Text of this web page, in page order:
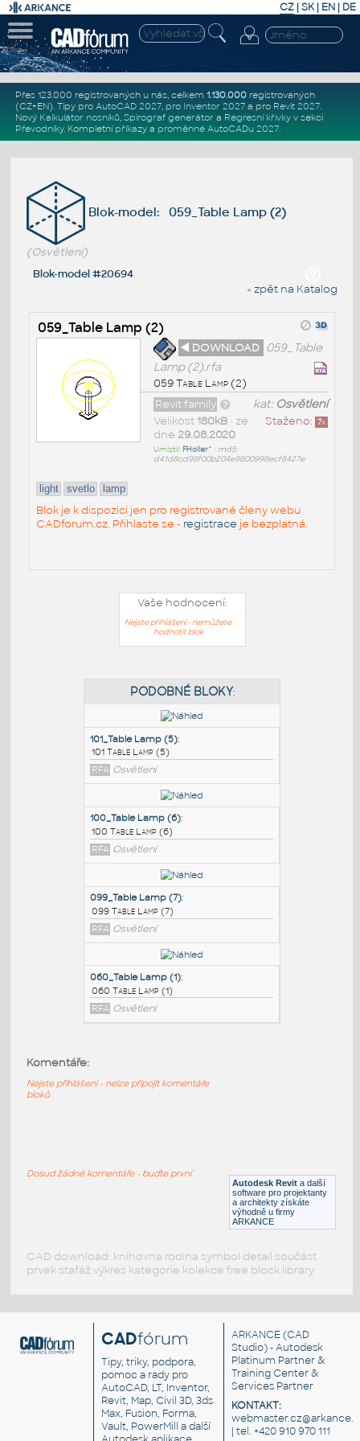
CZ | SK| EN | DE
Přes 123.000 registrovaných u nás, celkem 1.130.000registrovaných
(CZ+EN). Tipy pro AutoCAD 2027, pro Inventor 2027a pro Revit 2027.
Nový Kalkulátor nosníků, Spirograf generátor a Regresní křivkyv sekci
Převodníky. Kompletní příkazya proměnné AutoCADu 2027.
Blok-model: 059_Table Lamp (2)
(Osvětlení)
Blok-model #20694
« zpět na Katalog
059_Table Lamp (2)
◄ DOWNLOAD 059_Table
Lamp (2).rfa
059 Table Lamp (2)
kat: Osvětlení
Revit family
Staženo: 7x
Velikost 180kB• ze
dne 29.08.2020
Umístil: FHoller^ • md5:
d41d8cd98f00b204e9800998ecf8427e
light svetlo lamp
Blok je k dispozici jen pro registrované členy webu
CADforum.cz. Přihlaste se - registrace je bezplatná.
Vaše hodnocení:
Nejste přihlášeni - nemůžete
hodnotit blok
PODOBNÉ BLOKY
101_Table Lamp (5)
101 Table Lamp (5)
RFA Osvětlení
100_Table Lamp (6):
100 Table Lamp (6)
RFA Osvětlení
Osvětlení
Autodesk Revit a další
software pro projektanty
a architekty získáte
výhodně u firmy
ARKANCE
Komentáře:
Nejste přihlášeni - nelze připojit komentáře
bloků
Dosud žádné komentáře - buďte první
CAD download: knihovna rodina symbol detail součást
prvek stafáž výkres kategorie kolekce free block library
CADfórum
Tipy, triky, podpora,
pomoc a rady pro
AutoCAD, LT, Inventor,
Revit, Map, Civil 3D, 3ds
Max, Fusion, Forma,
Vault, PowerMill a další
ARKANCE (CAD
Studio) - Autodesk
Platinum Partner &
Training Center &
Services Partner
KONTAKT:
| tel. +420 910 970 111